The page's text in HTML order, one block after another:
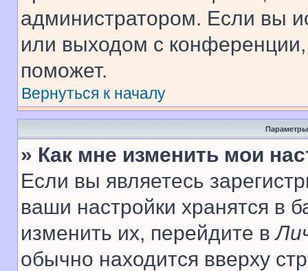
администратором. Если вы
или выходом с
поможет.
Вернуться к началу
Параметры
» Как мне изменить мои
Если вы являетесь
ваши настройки хранятся в
изменить их, перейдите в
обычно находится вверху